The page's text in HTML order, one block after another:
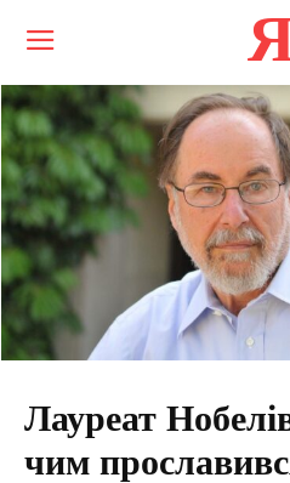
Лауреат
чим